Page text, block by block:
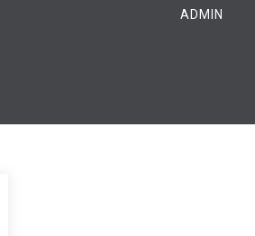
ADMIN